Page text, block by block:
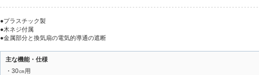
●プラスチック製
●木ネジ付属
●金属部分と換気扇の電気的導通の遮断
主な機能・仕様
・30㎝用